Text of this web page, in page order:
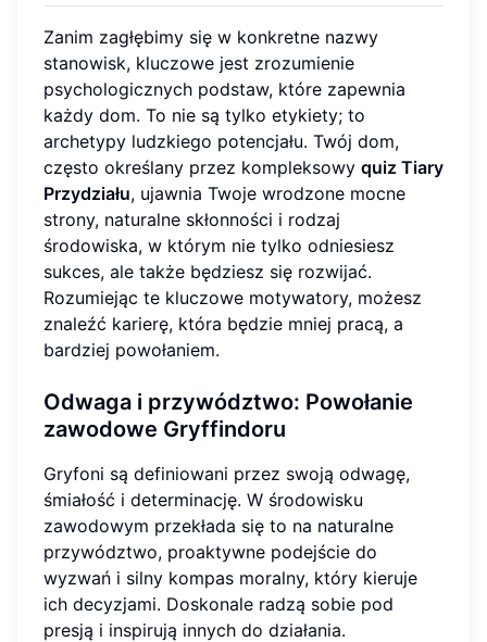
Zanim zagłębimy się w konkretne nazwy
stanowisk, kluczowe jest zrozumienie
psychologicznych podstaw, które zapewnia
każdy dom. To nie są tylko etykiety; to
archetypy ludzkiego potencjału. Twój dom,
często określany przez kompleksowy quiz Tiary
Przydziału, ujawnia Twoje wrodzone mocne
strony, naturalne skłonności i rodzaj
środowiska, w którym nie tylko odniesiesz
sukces, ale także będziesz się rozwijać.
Rozumiejąc te kluczowe motywatory, możesz
znaleźć karierę, która będzie mniej pracą, a
bardziej powołaniem.
Odwaga i przywództwo: Powołanie
zawodowe Gryffindoru
Gryfoni są definiowani przez swoją odwagę,
śmiałość i determinację. W środowisku
zawodowym przekłada się to na naturalne
przywództwo, proaktywne podejście do
wyzwań i silny kompas moralny, który kieruje
ich decyzjami. Doskonale radzą sobie pod
presją i inspirują innych do działania.